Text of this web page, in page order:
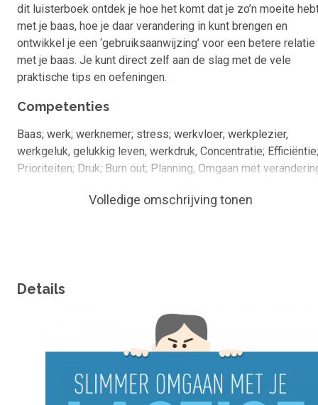
dit luisterboek ontdek je hoe het komt dat je zo’n moeite
met je baas, hoe je daar verandering in kunt brengen en
ontwikkel je een ‘gebruiksaanwijzing’ voor een betere relatie
met je baas. Je kunt direct zelf aan de slag met de vele
praktische tips en oefeningen.
Competenties
Baas; werk; werknemer; stress; werkvloer; werkplezier,
werkgeluk, gelukkig leven, werkdruk, Concentratie; Efficiëntie;
Prioriteiten; Druk; Burn out; Planning, Omgaan met
werkgeluk, werkstress, grenzen aangeven, nee zeggen,
Volledige omschrijving tonen
Details